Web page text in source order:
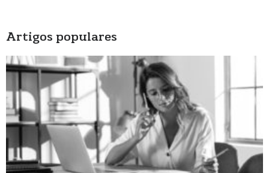
Artigos populares